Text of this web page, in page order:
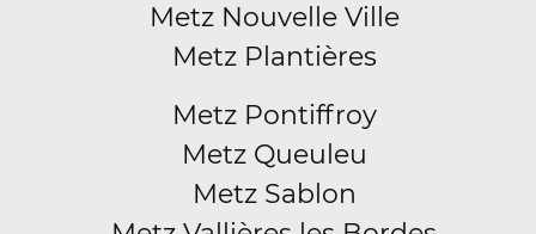
Metz Nouvelle Ville
Metz Plantières
Metz Pontiffroy
Metz Queuleu
Metz Sablon